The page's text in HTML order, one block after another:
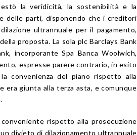
la veridicità, la sostenibilità e la
delle parti, disponendo che i creditori
ultrannuale per il pagamento,
proposta. La sola plc Barclays Bank
incorporante Spa Banca Woolwich,
espresse parere contrario, in esito
convenienza del piano rispetto alla
giunta alla terza asta, e comunque
rispetto alla prosecuzione
divieto di dilazionamento ultrannuale